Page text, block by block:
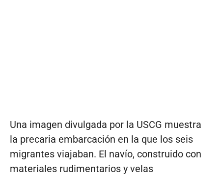
Una imagen divulgada por la USCG muestra
la precaria embarcación en la que los seis
migrantes viajaban. El navío, construido con
materiales rudimentarios y velas